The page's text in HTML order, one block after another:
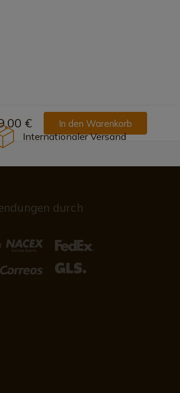
€ In den Warenkorb
Internationaler Versand
durch